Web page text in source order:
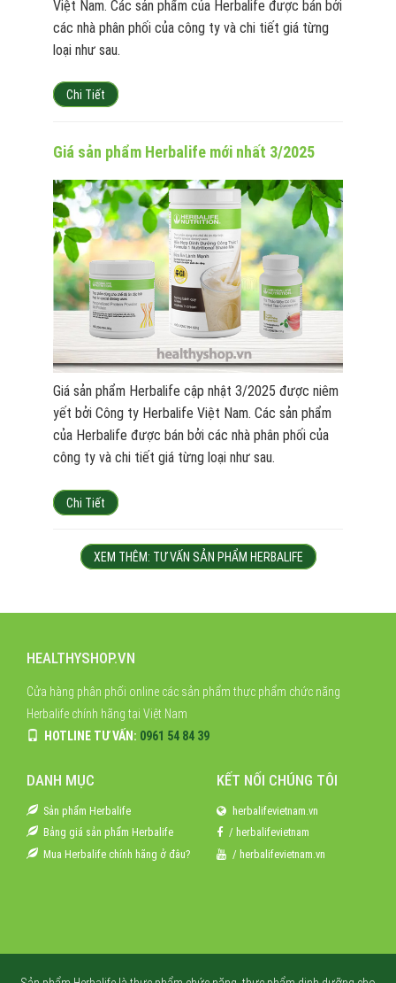
Việt Nam. Các sản phẩm của Herbalife được bán bởi
các nhà phân phối của công ty và chi tiết giá từng
loại như sau.
Chi Tiết
Giá sản phẩm Herbalife mới nhất 3/2025
Giá sản phẩm Herbalife cập nhật 3/2025 được niêm
yết bởi Công ty Herbalife Việt Nam. Các sản phẩm
của Herbalife được bán bởi các nhà phân phối của
công ty và chi tiết giá từng loại như sau.
Chi Tiết
XEM THÊM: TƯ VẤN SẢN PHẨM HERBALIFE
HEALTHYSHOP.VN
Cửa hàng phân phối online các sản phẩm thực phẩm chức năng
Herbalife chính hãng tại Việt Nam
HOTLINE TƯ VẤN: 0961 54 84 39
DANH MỤC
Sản phẩm Herbalife
Bảng giá sản phẩm Herbalife
Mua Herbalife chính hãng ở đâu?
KẾT NỐI CHÚNG TÔI
herbalifevietnam.vn
/ herbalifevietnam
/ herbalifevietnam.vn